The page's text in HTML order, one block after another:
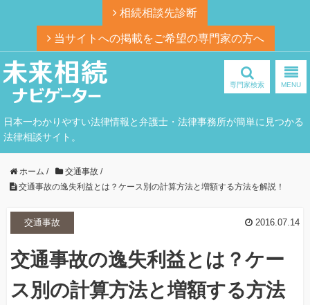
相続相談先診断
当サイトへの掲載をご希望の専門家の方へ
日本一わかりやすい法律情報と弁護士・法律事務所が簡単に見つかる
法律相談サイト。
専門家検索 MENU
ホーム / 交通事故 /
交通事故の逸失利益とは？ケース別の計算方法と増額する方法を解説！
交通事故 2016.07.14
交通事故の逸失利益とは？ケー
ス別の計算方法と増額する方法